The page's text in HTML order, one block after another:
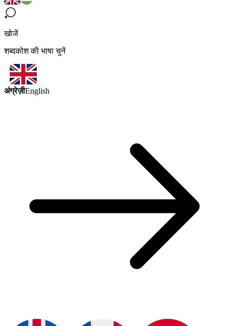
खोजें
शब्दकोश की भाषा चुनें
अंग्रेज़ीEnglish